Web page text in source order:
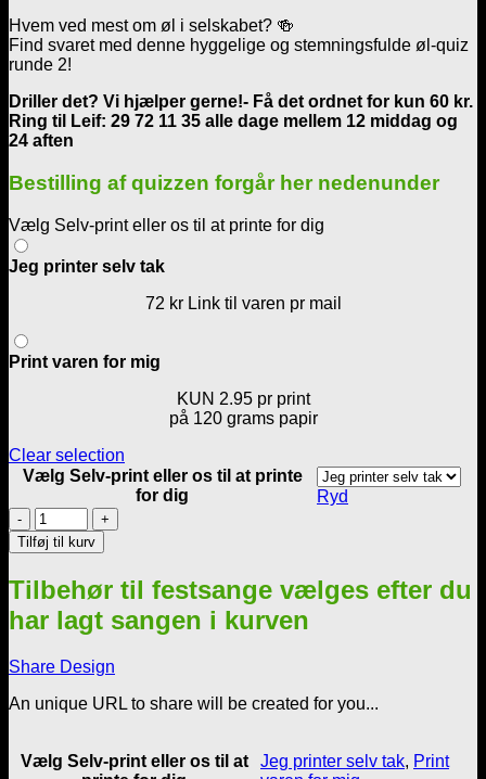
Hvem ved mest om øl i selskabet? 🍻
Find svaret med denne hyggelige og stemningsfulde øl-quiz
runde 2!
Driller det? Vi hjælper gerne!- Få det ordnet for kun 60 kr.
Ring til Leif: 29 72 11 35 alle dage mellem 12 middag og
24 aften
Bestilling af quizzen forgår her nedenunder
Vælg Selv-print eller os til at printe for dig
Jeg printer selv tak
72 kr Link til varen pr mail
Print varen for mig
KUN 2.95 pr print
på 120 grams papir
Clear selection
Vælg Selv-print eller os til at printe
for dig
Ryd
Øl
quiz
2
Til
alle
slags
antal
Tilføj til kurv
Tilbehør til festsange vælges efter du
har lagt sangen i kurven
Share Design
An unique URL to share will be created for you...
Vælg Selv-print eller os til at
Jeg printer selv tak, Print